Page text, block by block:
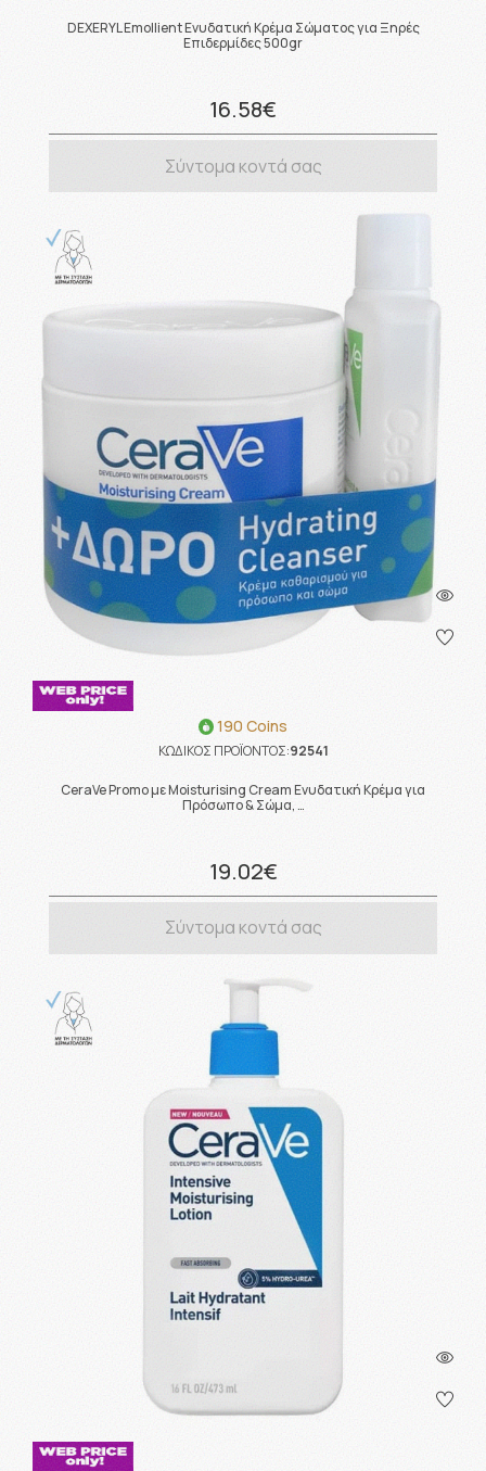
DEXERYL Emollient Ενυδατική Κρέμα Σώματος για Ξηρές
Επιδερμίδες 500gr
16.58€
Σύντομα κοντά σας
190 Coins
ΚΩΔΙΚΟΣ ΠΡΟΪΟΝΤΟΣ:92541
CeraVe Promo με Moisturising Cream Ενυδατική Κρέμα για
Πρόσωπο & Σώμα, …
19.02€
Σύντομα κοντά σας